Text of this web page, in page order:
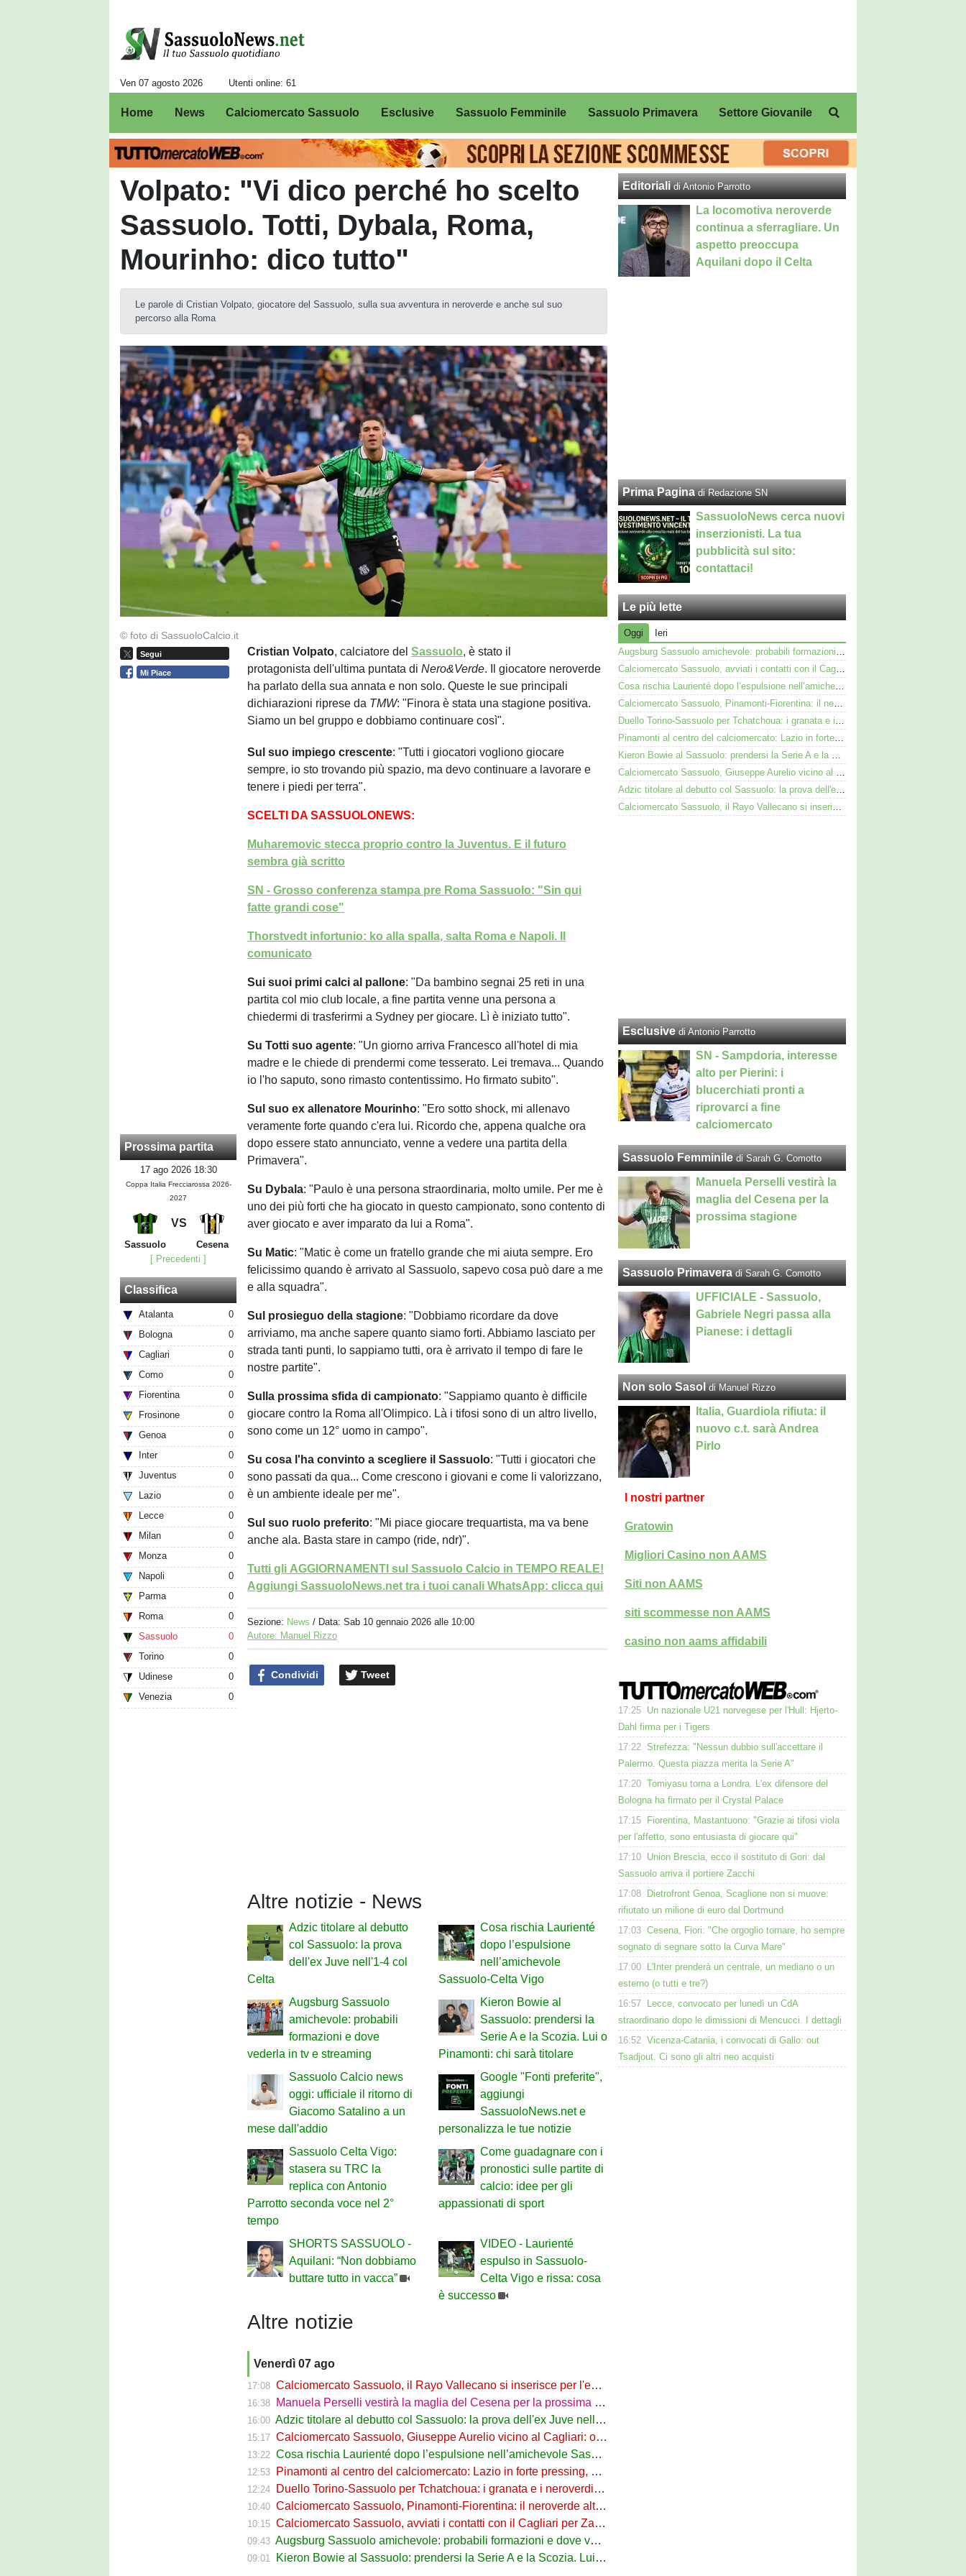
Ven 07 agosto 2026 Utenti online: 61
Home News Calciomercato Sassuolo Esclusive Sassuolo Femminile Sassuolo Primavera Settore Giovanile
Volpato: "Vi dico perché ho scelto
Sassuolo. Totti, Dybala, Roma,
Mourinho: dico tutto"
Le parole di Cristian Volpato, giocatore del Sassuolo, sulla sua avventura in neroverde e anche sul suo
percorso alla Roma
© foto di SassuoloCalcio.it
Segui
Mi Piace
Prossima partita
17 ago 2026 18:30
Coppa Italia Frecciarossa 2026-
2027
VS
Sassuolo
Cesena
[ Precedenti ]
Classifica
Atalanta
0
Bologna
0
Cagliari
0
Como
0
Fiorentina
0
Frosinone
0
Genoa
0
Inter
0
Juventus
0
Lazio
0
Lecce
0
Milan
0
Monza
0
Napoli
0
Parma
0
Roma
0
Sassuolo
0
Torino
0
Udinese
0
Venezia
0
Cristian Volpato, calciatore delSassuolo, è stato il
protagonista dell'ultima puntata diNero&Verde. Il giocatore neroverde
ha parlato della sua annata e non solo. Queste le sue principali
dichiarazioni riprese da TMW: "Finora è stata una stagione positiva.
Siamo un bel gruppo e dobbiamo continuare così".
Sul suo impiego crescente: "Tutti i giocatori vogliono giocare
sempre, io sto trovando più spazio, ma devo continuare a lavorare e
tenere i piedi per terra".
SCELTI DA SASSUOLONEWS:
Muharemovic stecca proprio contro la Juventus. E il futuro
sembra già scritto
SN - Grosso conferenza stampa pre Roma Sassuolo: "Sin qui
fatte grandi cose"
Thorstvedt infortunio: ko alla spalla, salta Roma e Napoli. Il
comunicato
Sui suoi primi calci al pallone: "Da bambino segnai 25 reti in una
partita col mio club locale, a fine partita venne una persona a
chiedermi di trasferirmi a Sydney per giocare. Lì è iniziato tutto".
Su Totti suo agente: "Un giorno arriva Francesco all'hotel di mia
madre e le chiede di prendermi come tesserato. Lei tremava... Quando
io l'ho saputo, sono rimasto contentissimo. Ho firmato subito".
Sul suo ex allenatore Mourinho: "Ero sotto shock, mi allenavo
veramente forte quando c'era lui. Ricordo che, appena qualche ora
dopo essere stato annunciato, venne a vedere una partita della
Primavera".
Su Dybala: "Paulo è una persona straordinaria, molto umile. Per me è
uno dei più forti che ha giocato in questo campionato, sono contento di
aver giocato e aver imparato da lui a Roma".
Su Matic: "Matic è come un fratello grande che mi aiuta sempre. Ero
felicissimo quando è arrivato al Sassuolo, sapevo cosa può dare a me
e alla squadra".
Sul prosieguo della stagione: "Dobbiamo ricordare da dove
arriviamo, ma anche sapere quanto siamo forti. Abbiamo lasciato per
strada tanti punti, lo sappiamo tutti, ora è arrivato il tempo di fare le
nostre partite".
Sulla prossima sfida di campionato: "Sappiamo quanto è difficile
giocare contro la Roma all'Olimpico. Là i tifosi sono di un altro livello,
sono come un 12° uomo in campo".
Su cosa l'ha convinto a scegliere il Sassuolo: "Tutti i giocatori che
sono passati da qua... Come crescono i giovani e come li valorizzano,
è un ambiente ideale per me".
Sul suo ruolo preferito: "Mi piace giocare trequartista, ma va bene
anche ala. Basta stare in campo (ride, ndr)".
Tutti gli AGGIORNAMENTI sul Sassuolo Calcio in TEMPO REALE!
Aggiungi SassuoloNews.net tra i tuoi canali WhatsApp: clicca qui
Sezione: News / Data:Sab 10 gennaio 2026 alle 10:00
Autore: Manuel Rizzo
Condividi Tweet
Altre notizie - News
Adzic titolare al debutto
col Sassuolo: la prova
dell'ex Juve nell'1-4 col
Celta
Cosa rischia Laurienté
dopo l’espulsione
nell’amichevole
Sassuolo-Celta Vigo
Augsburg Sassuolo
amichevole: probabili
formazioni e dove
vederla in tv e streaming
Kieron Bowie al
Sassuolo: prendersi la
Serie A e la Scozia. Lui o
Pinamonti: chi sarà titolare
Sassuolo Calcio news
oggi: ufficiale il ritorno di
Giacomo Satalino a un
mese dall'addio
Google "Fonti preferite",
aggiungi
SassuoloNews.net e
personalizza le tue notizie
Sassuolo Celta Vigo:
stasera su TRC la
replica con Antonio
Parrotto seconda voce nel 2°
tempo
Come guadagnare con i
pronostici sulle partite di
calcio: idee per gli
appassionati di sport
SHORTS SASSUOLO -
Aquilani: “Non dobbiamo
buttare tutto in vacca”
VIDEO - Laurienté
espulso in Sassuolo-
Celta Vigo e rissa: cosa
è successo
Altre notizie
Venerdì 07 ago
17:08 Calciomercato Sassuolo, il Rayo Vallecano si inserisce per l'ex Torino Obrador
16:38 Manuela Perselli vestirà la maglia del Cesena per la prossima stagione
16:00 Adzic titolare al debutto col Sassuolo: la prova dell'ex Juve nell'1-4 col Celta
15:17 Calciomercato Sassuolo, Giuseppe Aurelio vicino al Cagliari: operazione in dirittura d’arrivo
13:22 Cosa rischia Laurienté dopo l’espulsione nell’amichevole Sassuolo-Celta Vigo
12:53 Pinamonti al centro del calciomercato: Lazio in forte pressing, Fiorentina osserva
12:24 Duello Torino-Sassuolo per Tchatchoua: i granata e i neroverdi valutano per l'ex Verona
10:40 Calciomercato Sassuolo, Pinamonti-Fiorentina: il neroverde alternativa a Pellegrino del Parma
10:15 Calciomercato Sassuolo, avviati i contatti con il Cagliari per Zappa
09:43 Augsburg Sassuolo amichevole: probabili formazioni e dove vederla in tv e streaming
09:01 Kieron Bowie al Sassuolo: prendersi la Serie A e la Scozia. Lui o Pinamonti: chi sarà titolare
Editoriali di Antonio Parrotto
La locomotiva neroverde
continua a sferragliare. Un
aspetto preoccupa
Aquilani dopo il Celta
Prima Pagina di Redazione SN
SassuoloNews cerca nuovi
inserzionisti. La tua
pubblicità sul sito:
contattaci!
Le più lette
Oggi
Ieri
Augsburg Sassuolo amichevole: probabili formazioni e dove vederla in tv e streaming
Calciomercato Sassuolo, avviati i contatti con il Cagliari per Zappa
Cosa rischia Laurienté dopo l’espulsione nell’amichevole Sassuolo-Celta Vigo
Calciomercato Sassuolo, Pinamonti-Fiorentina: il neroverde alternativa a Pellegrino del Parma
Duello Torino-Sassuolo per Tchatchoua: i granata e i neroverdi valutano per l'ex Verona
Pinamonti al centro del calciomercato: Lazio in forte pressing, Fiorentina osserva
Kieron Bowie al Sassuolo: prendersi la Serie A e la Scozia. Lui o Pinamonti: chi sarà titolare
Calciomercato Sassuolo, Giuseppe Aurelio vicino al Cagliari: operazione in dirittura d’arrivo
Adzic titolare al debutto col Sassuolo: la prova dell'ex Juve nell'1-4 col Celta
Calciomercato Sassuolo, il Rayo Vallecano si inserisce per l'ex Torino Obrador
Esclusive di Antonio Parrotto
SN - Sampdoria, interesse
alto per Pierini: i
blucerchiati pronti a
riprovarci a fine
calciomercato
Sassuolo Femminile di Sarah G. Comotto
Manuela Perselli vestirà la
maglia del Cesena per la
prossima stagione
Sassuolo Primavera di Sarah G. Comotto
UFFICIALE - Sassuolo,
Gabriele Negri passa alla
Pianese: i dettagli
Non solo Sasol di Manuel Rizzo
Italia, Guardiola rifiuta: il
nuovo c.t. sarà Andrea
Pirlo
I nostri partner
Gratowin
Migliori Casino non AAMS
Siti non AAMS
siti scommesse non AAMS
casino non aams affidabili
17:25 Un nazionale U21 norvegese per l'Hull: Hjerto-
Dahl firma per i Tigers
17:22 Strefezza: "Nessun dubbio sull'accettare il
Palermo. Questa piazza merita la Serie A"
17:20 Tomiyasu torna a Londra. L'ex difensore del
Bologna ha firmato per il Crystal Palace
17:15
Fiorentina, Mastantuono: "Grazie ai tifosi viola
per l'affetto, sono entusiasta di giocare qui"
17:10 Union Brescia, ecco il sostituto di Gori: dal
Sassuolo arriva il portiere Zacchi
17:08
Dietrofront Genoa, Scaglione non si muove:
rifiutato un milione di euro dal Dortmund
17:03 Cesena, Fiori: "Che orgoglio tornare, ho sempre
sognato di segnare sotto la Curva Mare"
17:00
L'Inter prenderà un centrale, un mediano o un
esterno (o tutti e tre?)
16:57
Lecce, convocato per lunedì un CdA
straordinario dopo le dimissioni di Mencucci. I dettagli
16:52 Vicenza-Catania, i convocati di Gallo: out
Tsadjout. Ci sono gli altri neo acquisti